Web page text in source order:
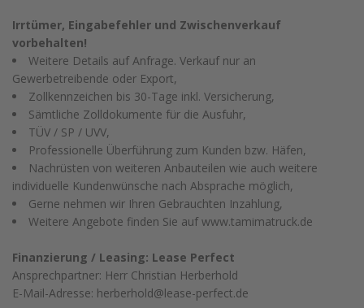
Irrtümer, Eingabefehler und Zwischenverkauf
vorbehalten!
Weitere Details auf Anfrage. Verkauf nur an
Gewerbetreibende oder Export,
Zollkennzeichen bis 30-Tage inkl. Versicherung,
Sämtliche Zolldokumente für die Ausfuhr,
TÜV / SP / UVV,
Professionelle Überführung zum Kunden bzw. Häfen,
Nachrüsten von weiteren Anbauteilen wie auch weitere
individuelle Kundenwünsche nach Absprache möglich,
Gerne nehmen wir Ihren Gebrauchten Inzahlung,
Weitere Angebote finden Sie auf www.tamimatruck.de
Finanzierung / Leasing: Lease Perfect
Ansprechpartner: Herr Christian Herberhold
E-Mail-Adresse: herberhold@lease-perfect.de